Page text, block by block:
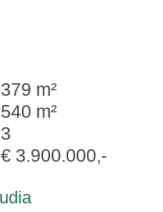
379 m²
540 m²
3
€ 3.900.000,-